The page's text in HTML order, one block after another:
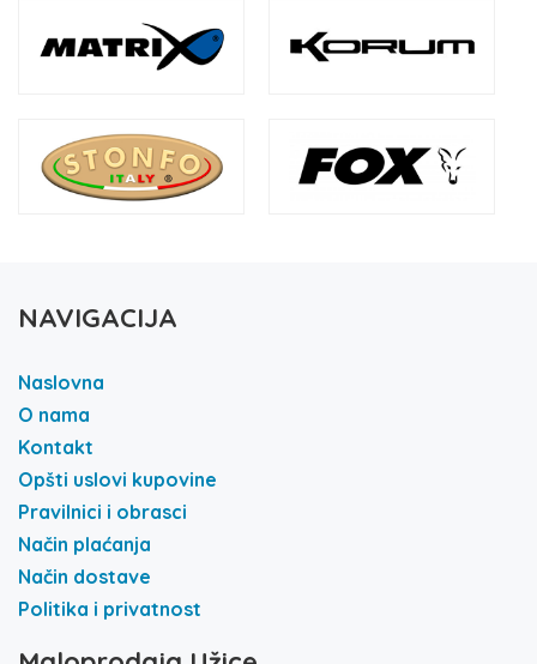
NAVIGACIJA
Naslovna
O nama
Kontakt
Opšti uslovi kupovine
Pravilnici i obrasci
Način plaćanja
Način dostave
Politika i privatnost